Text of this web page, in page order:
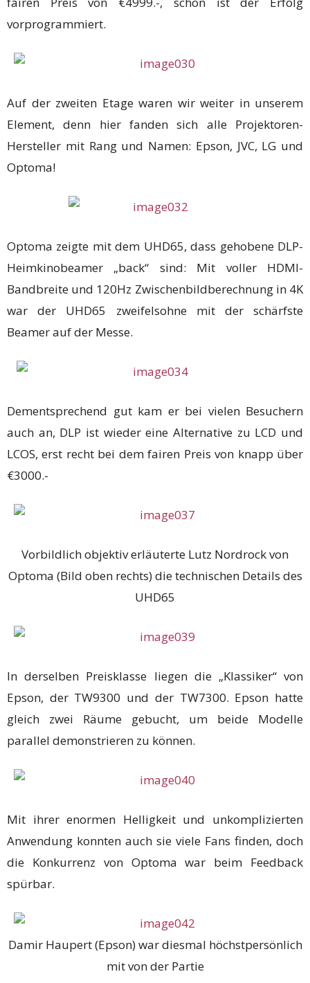
vorprogrammiert.
Auf der zweiten Etage waren wir weiter in unserem
Element, denn hier fanden sich alle Projektoren-
Hersteller mit Rang und Namen: Epson, JVC, LG und
Optoma!
Optoma zeigte mit dem UHD65, dass gehobene DLP-
Heimkinobeamer „back“ sind: Mit voller HDMI-
Bandbreite und 120Hz Zwischenbildberechnung in 4K
war der UHD65 zweifelsohne mit der schärfste
Beamer auf der Messe.
Dementsprechend gut kam er bei vielen Besuchern
auch an, DLP ist wieder eine Alternative zu LCD und
LCOS, erst recht bei dem fairen Preis von knapp über
€3000.-
Vorbildlich objektiv erläuterte Lutz Nordrock von
Optoma (Bild oben rechts) die technischen Details des
UHD65
In derselben Preisklasse liegen die „Klassiker“ von
Epson, der TW9300 und der TW7300. Epson hatte
gleich zwei Räume gebucht, um beide Modelle
parallel demonstrieren zu können.
Mit ihrer enormen Helligkeit und unkomplizierten
Anwendung konnten auch sie viele Fans finden, doch
die Konkurrenz von Optoma war beim Feedback
spürbar.
Damir Haupert (Epson) war diesmal höchstpersönlich
mit von der Partie